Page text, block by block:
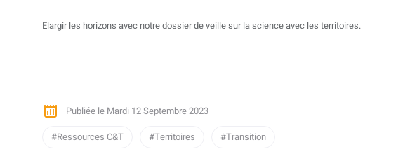
Elargir les horizons avec notre dossier de veille surla science avec les territoires.
Publiée le Mardi 12 Septembre 2023
Ressources C&T
Territoires Transition